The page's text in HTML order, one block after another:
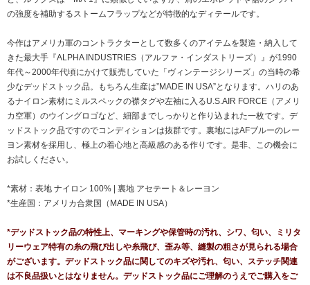
の強度を補助するストームフラップなどが特徴的なディテールです。
今作はアメリカ軍のコントラクターとして数多くのアイテムを製造・納入して
きた最大手『ALPHA INDUSTRIES（アルファ・インダストリーズ）』が1990
年代～2000年代頃にかけて販売していた「ヴィンテージシリーズ」の当時の希
少なデッドストック品。もちろん生産は”MADE IN USA”となります。ハリのあ
るナイロン素材にミルスペックの襟タグや左袖に入るU.S.AIR FORCE（アメリ
カ空軍）のウイングロゴなど、細部までしっかりと作り込まれた一枚です。デ
ッドストック品ですのでコンディションは抜群です。裏地にはAFブルーのレー
ヨン素材を採用し、極上の着心地と高級感のある作りです。是非、この機会に
お試しください。
*素材：表地 ナイロン 100% | 裏地 アセテート＆レーヨン
*生産国：アメリカ合衆国（MADE IN USA）
*デッドストック品の特性上、マーキングや保管時の汚れ、シワ、匂い、ミリタ
リーウェア特有の糸の飛び出しや糸飛び、歪み等、縫製の粗さが見られる場合
がございます。デッドストック品に関してのキズや汚れ、匂い、ステッチ関連
は不良品扱いとはなりません。デッドストック品にご理解のうえでご購入をご